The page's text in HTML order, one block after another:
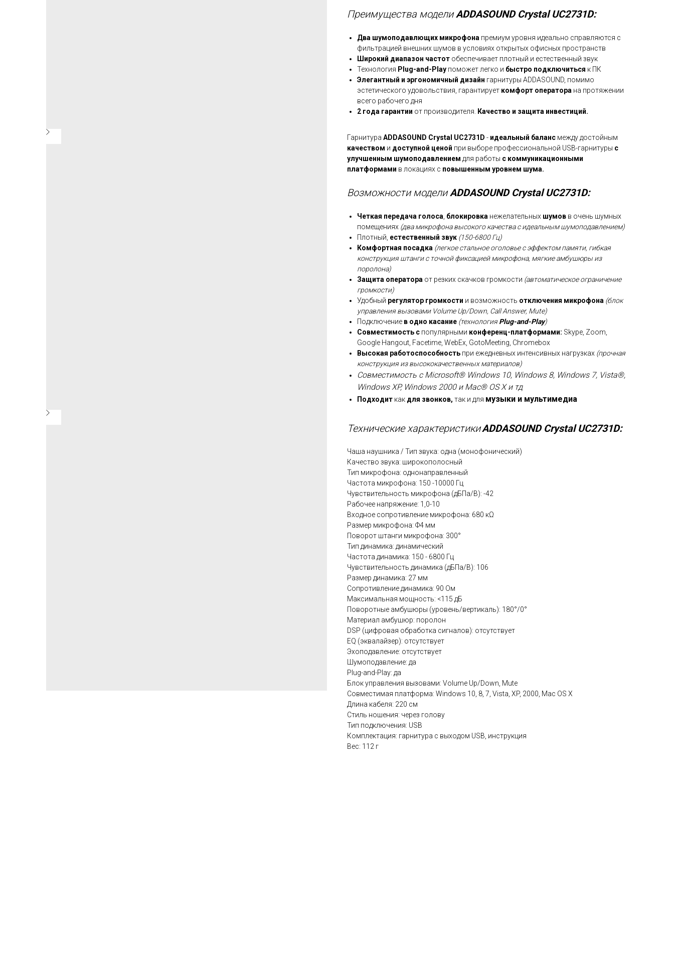
Преимущества моделиADDASOUND Crystal UC2731D:
Два шумоподавлющих микрофона премиум уровня идеально справляются с
фильтрацией внешних шумов в условиях открытых офисных пространств
Широкий диапазон частот обеспечивает плотный и естественный звук
Технология Plug-and-Рlay поможет легко и быстро подключиться к ПК
Элегантный и эргономичный дизайн гарнитуры ADDASOUND, помимо
эстетического удовольствия, гарантирует комфорт оператора на протяжении
всего рабочего дня
2 года гарантии от производителя. Качество и защита инвестиций.
Гарнитура ADDASOUND Crystal UC2731D - идеальный баланс между достойным
качеством и доступной ценой при выборе профессиональной USB-гарнитуры с
улучшенным шумоподавлением для работы с коммуникационными
платформами в локациях с повышенным уровнем шума.
Возможности моделиADDASOUND Crystal UC2731D:
Четкая передача голоса блокировка нежелательных шумов в очень шумных
помещениях (два микрофона высокого качества с идеальным шумоподавлением)
Плотный, естественный звук (150-6800 Гц)
Комфортная посадка (легкое стальное оголовье с эффектом памяти, гибкая
конструкция штанги с точной фиксацией микрофона, мягкие амбушюры из
поролона)
Защита оператора от резких скачков громкости (автоматическое ограничение
громкости)
Удобный регулятор громкости и возможность отключения микрофона (блок
управления вызовами Volume Up/Down, Call Answer, Mute)
Подключение в одно касание (технологияPlug-and-Рlay)
Совместимость с популярными конференц-платформами: Skype, Zoom,
Google Hangout, Facetime, WebEx, GotoMeeting, Chromebox
Высокая работоспособность при ежедневных интенсивных нагрузках (прочная
конструкция из высококачественных материалов)
Совместимость с Microsoft® Windows 10, Windows 8, Windows 7, Vista®,
Windows XP, Windows 2000 и Mac® OS X и тд
Подходит как для звонков, так и для музыки и мультимедиа
Технические характеристикиADDASOUND Crystal UC2731D:
Чаша наушника / Тип звука: одна (монофонический)
Качество звука: широкополосный
Тип микрофона: однонаправленный
Частота микрофона: 150 -10000 Гц
Чувствительность микрофона (дБПа/В): -42
Рабочее напряжение: 1,0-10
Входное сопротивление микрофона: 680 кΩ
Размер микрофона: Ф4 мм
Поворот штанги микрофона: 300°
Тип динамика: динамический
Частота динамика: 150 - 6800 Гц
Чувствительность динамика (дБПа/В): 106
Размер динамика: 27 мм
Сопротивление динамика: 90 Ом
Максимальная мощность: <115 дБ
Поворотные амбушюры (уровень/вертикаль): 180°/0°
Материал амбушюр: поролон
DSP (цифровая обработка сигналов): отсутствует
EQ (эквалайзер): отсутствует
Эхоподавление: отсутствует
Шумоподавление: да
Plug-and-Play: да
Блок управления вызовами: Volume Up/Down, Mute
Совместимая платформа: Windows 10, 8, 7, Vista, XP, 2000, Mac OS X
Длина кабеля: 220 см
Стиль ношения: через голову
Тип подключения: USB
Комплектация: гарнитура с выходом USB, инструкция
Вес: 112 г